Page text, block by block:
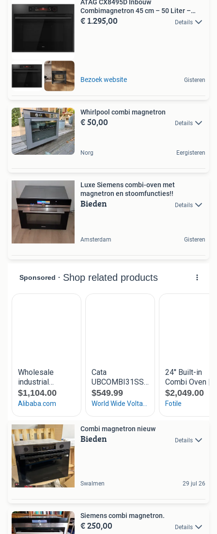
ATAG CX8495D Inbouw
Combimagnetron 45 cm – 50 Liter –
Graphi
€ 1.295,00 Details
Bezoek website Gisteren
Whirlpool combi magnetron
€ 50,00 Details
Norg Eergisteren
Luxe Siemens combi-oven met
magnetron en stoomfuncties!!
Bieden Details
Amsterdam Gisteren
Combi magnetron nieuw
Bieden Details
Swalmen 29 jul 26
Siemens combi magnetron.
€ 250,00 Details